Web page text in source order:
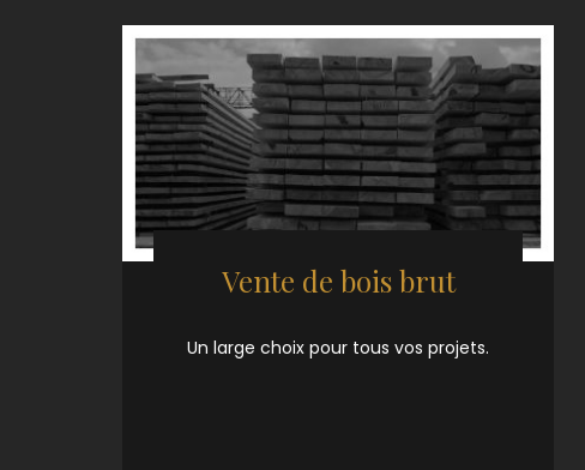
Vente de bois brut
Un large choix pour tous vos projets.